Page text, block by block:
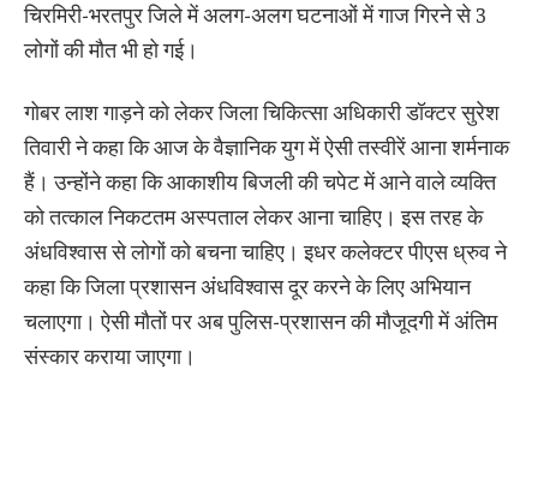
चिरमिरी-भरतपुर जिले में अलग-अलग घटनाओं में गाज गिरने से 3
लोगों की मौत भी हो गई।
गोबर लाश गाड़ने को लेकर जिला चिकित्सा अधिकारी डॉक्टर सुरेश
तिवारी ने कहा कि आज के वैज्ञानिक युग में ऐसी तस्वीरें आना शर्मनाक
हैं। उन्होंने कहा कि आकाशीय बिजली की चपेट में आने वाले व्यक्ति
को तत्काल निकटतम अस्पताल लेकर आना चाहिए। इस तरह के
अंधविश्वास से लोगों को बचना चाहिए। इधर कलेक्टर पीएस ध्रुव ने
कहा कि जिला प्रशासन अंधविश्वास दूर करने के लिए अभियान
चलाएगा। ऐसी मौतों पर अब पुलिस-प्रशासन की मौजूदगी में अंतिम
संस्कार कराया जाएगा।